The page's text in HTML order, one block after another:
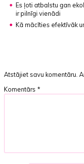
Es ļoti atbalstu gan
ir pilnīgi vienādi
Kā mācīties efektīvāk
Atstājiet savu komentāru.
Komentārs *